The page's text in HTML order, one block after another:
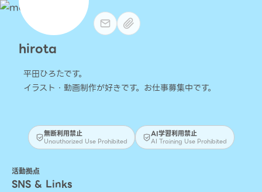
hirota
平田ひろたです。
イラスト・動画制作が好きです。お仕事募集中です。
無断利用禁止
Unauthorized Use Prohibited
AI学習利用禁止
AI Training Use Prohibited
活動拠点
SNS & Links